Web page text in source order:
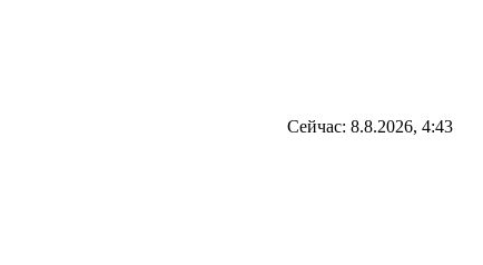
Сейчас: 8.8.2026, 4:43